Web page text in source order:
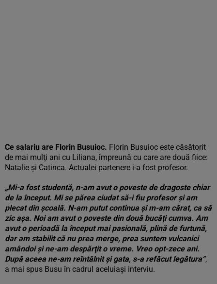
Ce salariu are Florin Busuioc. Florin Busuioc este căsătorit
de mai mulţi ani cu Liliana, împreună cu care are două fiice:
Natalie şi Catinca. Actualei partenere i-a fost profesor.
„Mi-a fost studentă, n-am avut o poveste de dragoste chiar
de la început. Mi se părea ciudat să-i fiu profesor şi am
plecat din şcoală. N-am putut continua şi m-am cărat, ca să
zic aşa. Noi am avut o poveste din două bucăţi cumva. Am
avut o perioadă la început mai pasională, plină de furtună,
dar am stabilit că nu prea merge, prea suntem vulcanici
amândoi şi ne-am despărţit o vreme. Vreo opt-zece ani.
După aceea ne-am reîntâlnit şi gata, s-a refăcut legătura”,
a mai spus Busu în cadrul aceluiași interviu.